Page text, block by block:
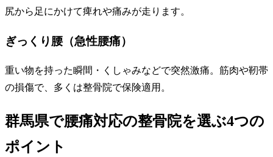
尻から足にかけて痺れや痛みが走ります。
ぎっくり腰（急性腰痛）
重い物を持った瞬間・くしゃみなどで突然激痛。筋肉や靭帯
の損傷で、多くは整骨院で保険適用。
群馬県で腰痛対応の整骨院を選ぶ4つの
ポイント